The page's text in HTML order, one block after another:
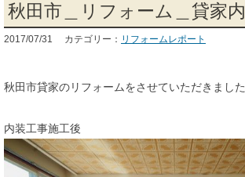
秋田市＿リフォーム＿貸家
2017/07/31 カテゴリー： リフォームレポート
秋田市貸家のリフォームをさせていただきました
内装工事施工後